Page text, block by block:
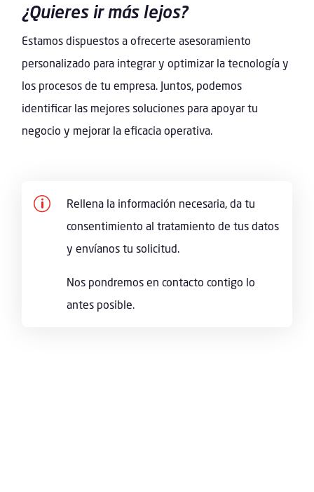
¿Quieres ir más lejos?
Estamos dispuestos a ofrecerte asesoramiento
personalizado para integrar y optimizar la tecnología y
los procesos de tu empresa. Juntos, podemos
identificar las mejores soluciones para apoyar tu
negocio y mejorar la eficacia operativa.
p
Rellena la información necesaria, da tu
consentimiento al tratamiento de tus datos
y envíanos tu solicitud.
Nos pondremos en contacto contigo lo
antes posible.